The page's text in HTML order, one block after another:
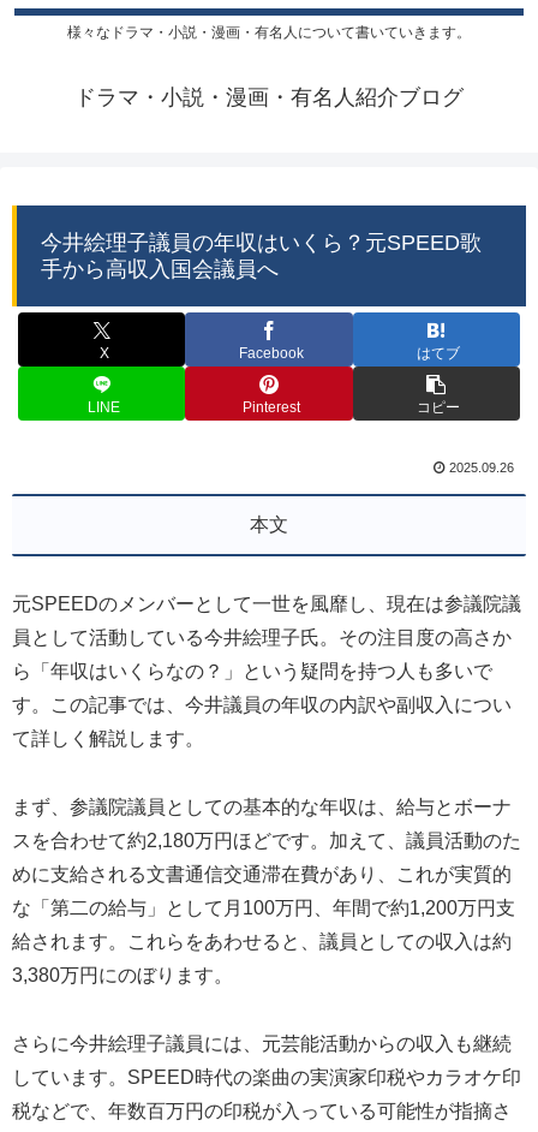
様々なドラマ・小説・漫画・有名人について書いていきます。
ドラマ・小説・漫画・有名人紹介ブログ
今井絵理子議員の年収はいくら？元SPEED歌
手から高収入国会議員へ
X Facebook はてブ
LINE Pinterest コピー
2025.09.26
本文
元SPEEDのメンバーとして一世を風靡し、現在は参議院議
員として活動している今井絵理子氏。その注目度の高さか
ら「年収はいくらなの？」という疑問を持つ人も多いで
す。この記事では、今井議員の年収の内訳や副収入につい
て詳しく解説します。
まず、参議院議員としての基本的な年収は、給与とボーナ
スを合わせて約2,180万円ほどです。加えて、議員活動のた
めに支給される文書通信交通滞在費があり、これが実質的
な「第二の給与」として月100万円、年間で約1,200万円支
給されます。これらをあわせると、議員としての収入は約
3,380万円にのぼります。
さらに今井絵理子議員には、元芸能活動からの収入も継続
しています。SPEED時代の楽曲の実演家印税やカラオケ印
税などで、年数百万円の印税が入っている可能性が指摘さ